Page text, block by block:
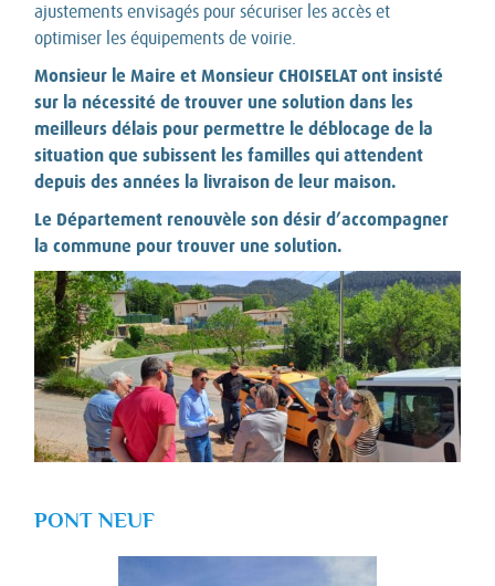
ajustements envisagés pour sécuriser les accès et
optimiser les équipements de voirie.
Monsieur le Maire et Monsieur CHOISELAT ont insisté
sur la nécessité de trouver une solution dans les
meilleurs délais pour permettre le déblocage de la
situation que subissent les familles qui attendent
depuis des années la livraison de leur maison.
Le Département renouvèle son désir d’accompagner
la commune pour trouver une solution.
PONT NEUF